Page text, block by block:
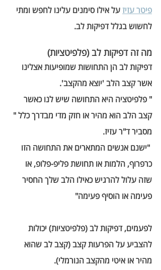
פיטר עזיז על אילו סימנים עלינו לחפש ומתי
לחשוש בגלל דפיקות לב.
מה זה דפיקות לב (פלפיטציות)
דפיקות לב הן התחושות שמופיעות אצלינו
אשר קצב הלב 'יוצא מהקצב'.
" פלפיטציה היא התחושה שיש לנו כאשר
קצב הלב הוא מהיר או חזק מדי מבדרך כלל "
מסביר ד"ר עזיז.
"ישנם אנשים המתארים את התחושה הזו
כרפרוף, הלמות או תחושת פליפ-פלופ, או
שזה עלול להרגיש כאילו הלב שלך החסיר
פעימה או הוסיף פעימה"
לפעמים, דפיקות לב (פלפיטציות) יכולות
להצביע על הפרעות קצב (קצב לב שהוא
מהיר או איטי מהקצב הנורמלי).